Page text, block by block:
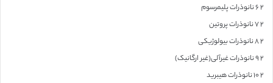
۲ ۶ نانوذرات پلیمرسوم
۲ ۷ نانوذرات پروتین
۲ ۸ نانوذرات بیولوژیکی
۲ ۹ نانوذرات غیرآلی(غیر ارگانیک)
۲ ۱۰ نانوذرات هیبرید